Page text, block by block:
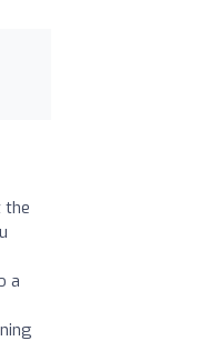
the
a